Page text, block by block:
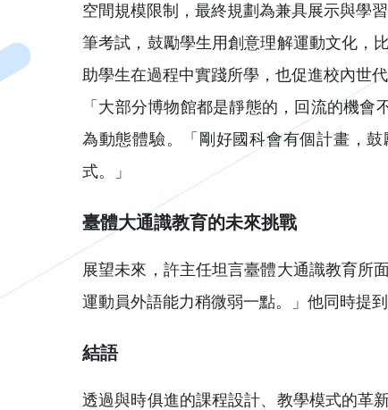
空間規模限制，最終規劃為兼具展示與學
筆考試，鼓勵學生用創意理解運動文化，
助學生在過程中實踐所學，也促進校內世代
「大部分博物館都是靜態的，回流的機
為動態體驗。「剛好國科會有個計畫，
式。」
臺體大通識教育的未來挑戰
展望未來，許主任坦言臺體大通識教育所
運動員外語能力稍微弱一點。」他同時提
結語
透過與時俱進的課程設計、教學模式的革